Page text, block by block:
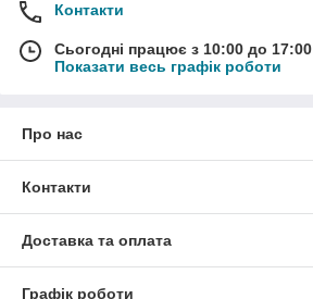
Контакти
Сьогодні працює з 10:00 до 17:00
Показати весь графік роботи
Про нас
Контакти
Доставка та оплата
Графік роботи